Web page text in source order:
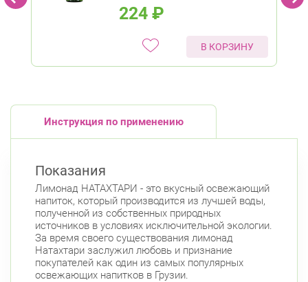
224 ₽
В КОРЗИНУ
Инструкция по применению
Показания
Лимонад НАТАХТАРИ - это вкусный освежающий
напиток, который производится из лучшей воды,
полученной из собственных природных
источников в условиях исключительной экологии.
За время своего существования лимонад
Натахтари заслужил любовь и признание
покупателей как один из самых популярных
освежающих напитков в Грузии.